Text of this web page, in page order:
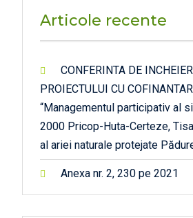
Articole recente
CONFERINTA DE
PROIECTULUI CU
“Managementul participativ al
2000 Pricop-Huta-Certeze,
al ariei naturale protejate
Anexa nr. 2, 230 pe 2021